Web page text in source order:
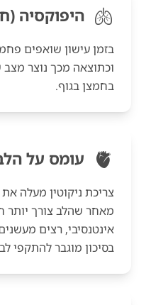
🫁 היפוקסיה
בזמן עישון שואפים
וכתוצאה מכך נוצר
בחמצן בגוף.
🫀 עומס על
צריכת ניקוטין מעלה
מאחר שהלב צורך יותר
בסיכון מוגבר להתקפי